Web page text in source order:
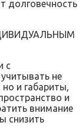
долговечность
с
не
и габариты,
и
внимание
снизить